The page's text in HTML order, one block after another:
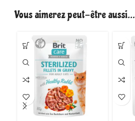
Vous aimerez peut-être aussi…